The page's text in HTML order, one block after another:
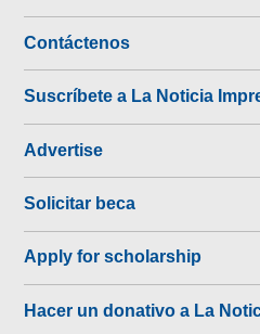
Contáctenos
Suscríbete a La Noticia
Advertise
Solicitar beca
Apply for scholarship
Hacer un donativo a La